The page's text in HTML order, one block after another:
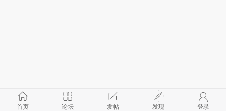
首页 论坛 发帖 发现 登录